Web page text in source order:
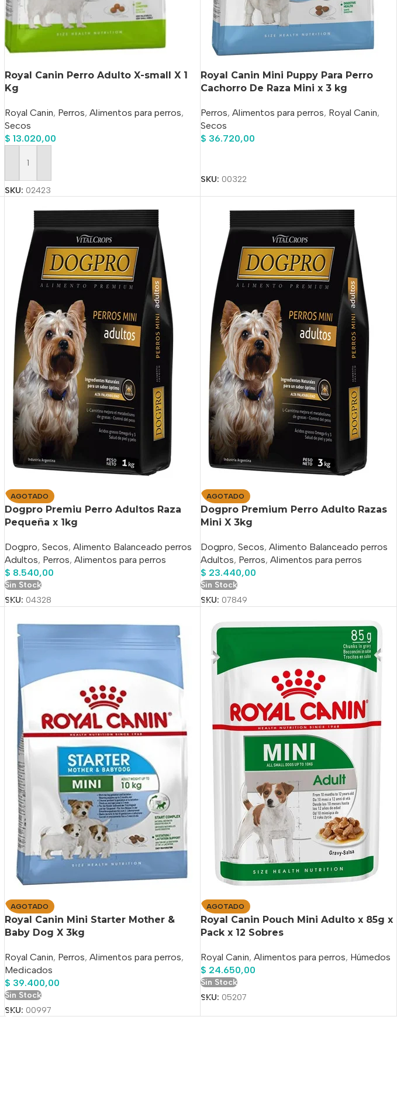
Royal Canin Perro Adulto X-small X 1
Kg
Royal Canin, Perros, Alimentos para perros,
Secos
$ 13.020,00
Añadir Al Carrito
SKU: 02423
Royal Canin Mini Puppy Para Perro
Cachorro De Raza Mini x 3 kg
Perros, Alimentos para perros, Royal Canin,
Secos
$ 36.720,00
SKU: 00322
AGOTADO
Dogpro Premiu Perro Adultos Raza
Pequeña x 1kg
Dogpro, Secos, Alimento Balanceado perros
Adultos, Perros, Alimentos para perros
$ 8.540,00
Sin Stock
SKU: 04328
AGOTADO
Dogpro Premium Perro Adulto Razas
Mini X 3kg
Dogpro, Secos, Alimento Balanceado perros
Adultos, Perros, Alimentos para perros
$ 23.440,00
Sin Stock
SKU: 07849
AGOTADO
Royal Canin Mini Starter Mother &
Baby Dog X 3kg
Royal Canin, Perros, Alimentos para perros,
Medicados
$ 39.400,00
Sin Stock
SKU: 00997
AGOTADO
Royal Canin Pouch Mini Adulto x 85g x
Pack x 12 Sobres
Royal Canin, Alimentos para perros, Húmedos
$ 24.650,00
Sin Stock
SKU: 05207